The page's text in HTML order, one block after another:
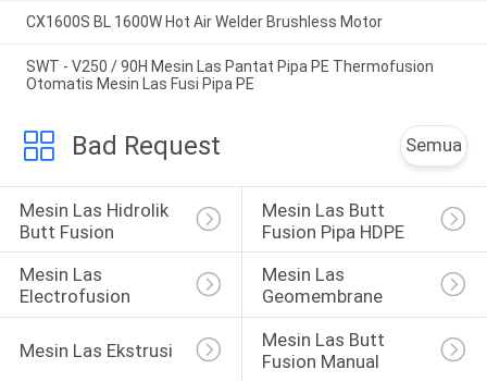
CX1600S BL 1600W Hot Air Welder Brushless Motor
SWT - V250 / 90H Mesin Las Pantat Pipa PE Thermofusion
Otomatis Mesin Las Fusi Pipa PE
Bad Request Semua
Mesin Las Hidrolik
Butt Fusion
Mesin Las Butt
Fusion Pipa HDPE
Mesin Las
Electrofusion
Mesin Las
Geomembrane
Mesin Las Ekstrusi
Mesin Las Butt
Fusion Manual